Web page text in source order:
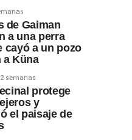
de Gaiman
a una perra
cayó a un pozo
a Küna
2 semanas
protege
y
el paisaje de